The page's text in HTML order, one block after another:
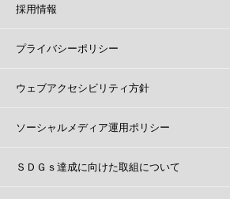
採用情報
プライバシーポリシー
ウェブアクセシビリティ方針
ソーシャルメディア運用ポリシー
ＳＤＧｓ達成に向けた取組について